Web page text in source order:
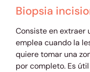
Biopsia
Consiste en extraer
emplea cuando la
quiere tomar una
por completo. Es